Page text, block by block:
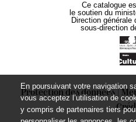
Ce catalogue
le soutien du
Direction générale
sous-direction
Protection des données
En poursuivant votre navigation
vous acceptez l’utilisation de
y compris de partenaires tiers